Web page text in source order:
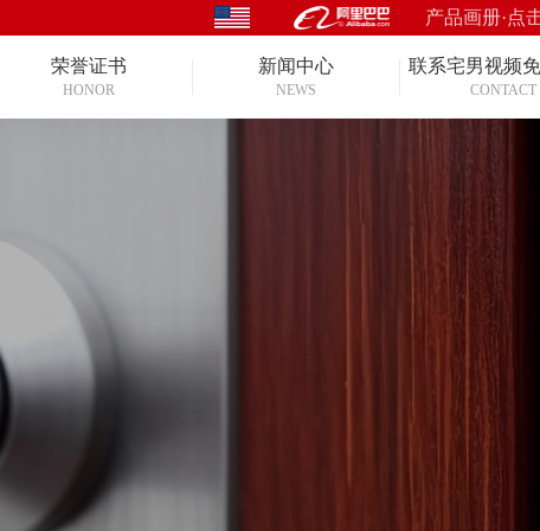
产品画册·点
荣誉证书
HONOR
新闻中心
NEWS
联系宅男视频
CONTACT